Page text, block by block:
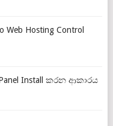
Hosting Control
Install කරන ආකාරය